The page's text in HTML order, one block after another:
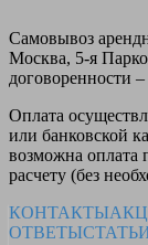
Самовывоз
Москва, 5-я
договоренности
Оплата
или банковской
возможна оплата
расчету (без
КОНТАКТЫ
ОТВЕТЫ